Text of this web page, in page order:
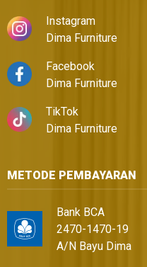
Instagram
Dima Furniture
Facebook
Dima Furniture
TikTok
Dima Furniture
METODE PEMBAYARAN
Bank BCA
2470-1470-19
A/N Bayu Dima